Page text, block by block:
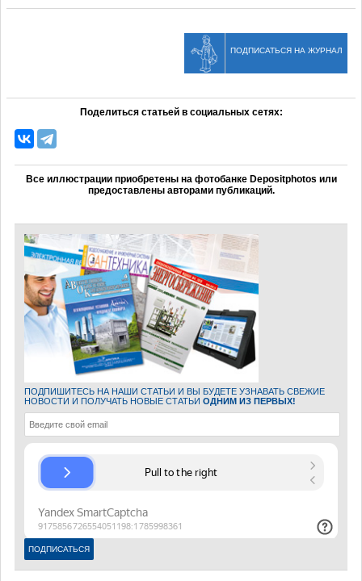
ПОДПИСАТЬСЯ НА ЖУРНАЛ
Поделиться статьей в социальных сетях:
Все иллюстрации приобретены на фотобанке Depositphotos или
предоставлены авторами публикаций.
ПОДПИШИТЕСЬ НА НАШИ СТАТЬИ И ВЫ БУДЕТЕ УЗНАВАТЬ СВЕЖИЕ
НОВОСТИ И ПОЛУЧАТЬ НОВЫЕ СТАТЬИ ОДНИМ ИЗ ПЕРВЫХ!